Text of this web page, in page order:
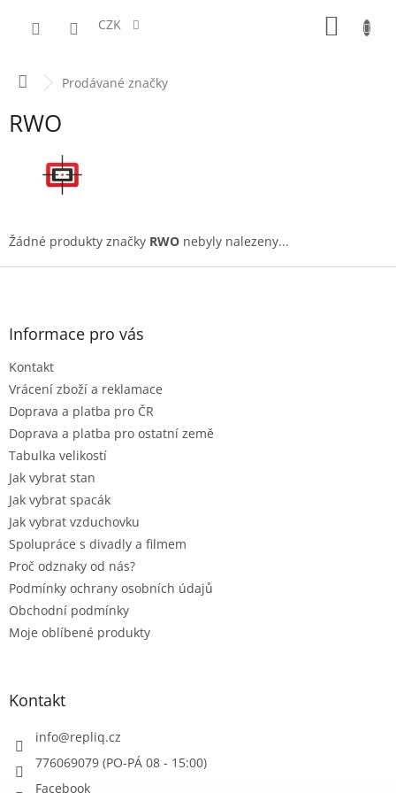
CZK
DomůProdávané značky
RWO
Žádné produkty značky RWO nebyly nalezeny...
Z
Informace pro vás
Kontakt
Vrácení zboží a reklamace
Doprava a platba pro ČR
Doprava a platba pro ostatní země
Tabulka velikostí
Jak vybrat stan
Jak vybrat spacák
Jak vybrat vzduchovku
Spolupráce s divadly a filmem
Proč odznaky od nás?
Podmínky ochrany osobních údajů
Obchodní podmínky
Moje oblíbené produkty
Kontakt
info@repliq.cz
776069079 (PO-PÁ 08 - 15:00)
Facebook